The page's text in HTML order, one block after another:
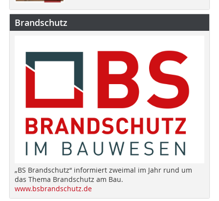
Brandschutz
„BS Brandschutz“ informiert zweimal im Jahr rund um
das Thema Brandschutz am Bau.
www.bsbrandschutz.de